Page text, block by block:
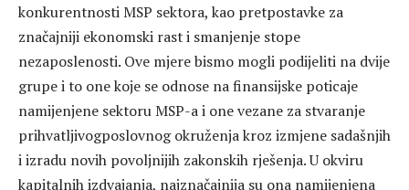
konkurentnosti MSP sektora, kao pretpostavke za
značajniji ekonomski rast i smanjenje stope
nezaposlenosti. Ove mjere bismo mogli podijeliti na dvije
grupe i to one koje se odnose na finansijske poticaje
namijenjene sektoru MSP-a i one vezane za stvaranje
prihvatljivogposlovnog okruženja kroz izmjene sadašnjih
i izradu novih povoljnijih zakonskih rješenja. U okviru
kapitalnih izdvajanja, najznačajnija su ona namijenjena